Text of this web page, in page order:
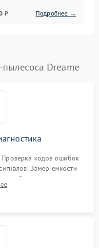
₽ Подробнее →
Dreame
Проверка кодов ошибок
Замер емкости
станции зарядки.
датчиков падения для